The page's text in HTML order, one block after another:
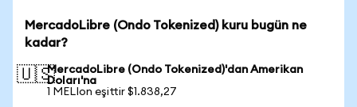
MercadoLibre (Ondo Tokenized) kuru bugün ne
kadar?
🇺🇸MercadoLibre (Ondo Tokenized)'dan Amerikan
Doları'na
1 MELIon eşittir $1.838,27